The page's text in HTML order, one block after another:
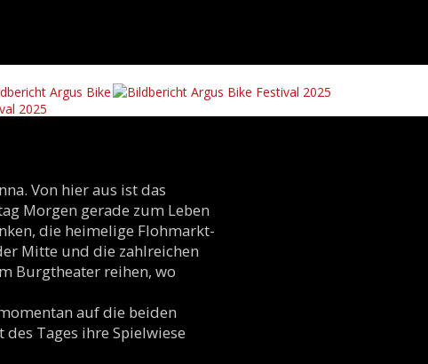
Von hier aus ist das
Morgen gerade zum Leben
die heimelige Flohmarkt-
Mitte und die zahlreichen
Burgtheater reihen, wo
auf die beiden
Tages ihre Spielwiese